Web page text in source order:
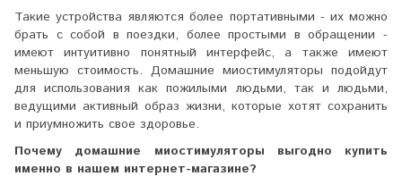
Такие устройства являются более портативными - их можно
брать с собой в поездки, более простыми в обращении -
имеют интуитивно понятный интерфейс, а также имеют
меньшую стоимость. Домашние миостимуляторы подойдут
для использования как пожилыми людьми, так и людьми,
ведущими активный образ жизни, которые хотят сохранить
и приумножить свое здоровье.
Почему домашние миостимуляторы выгодно купить
именно в нашем интернет-магазине?